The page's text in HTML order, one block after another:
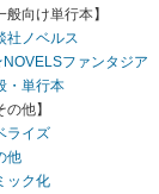
般向け単行本】
社ノベルス
ファンタジア
・単行本
の他】
ライズ
他
ック化